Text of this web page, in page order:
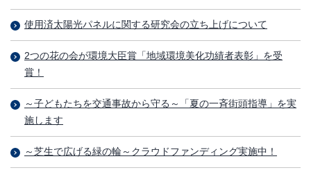
使用済太陽光パネルに関する研究会の立ち上げについて
2つの花の会が環境大臣賞「地域環境美化功績者表彰」を受
賞！
～子どもたちを交通事故から守る～「夏の一斉街頭指導」を実
施します
～芝生で広げる緑の輪～クラウドファンディング実施中！